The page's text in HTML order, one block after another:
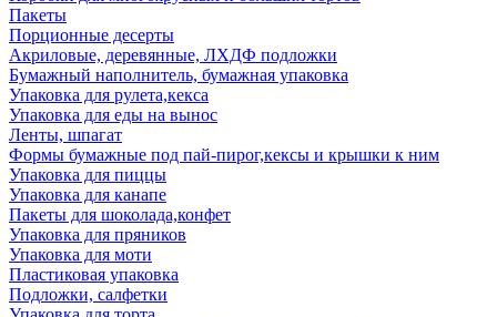
Пакеты
Порционные десерты
Акриловые, деревянные, ЛХДФ подложки
Бумажный наполнитель, бумажная упаковка
Упаковка для рулета,кекса
Упаковка для еды на вынос
Ленты, шпагат
Формы бумажные под пай-пирог,кексы и крышки к ним
Упаковка для пиццы
Упаковка для канапе
Пакеты для шоколада,конфет
Упаковка для пряников
Упаковка для моти
Пластиковая упаковка
Подложки, салфетки